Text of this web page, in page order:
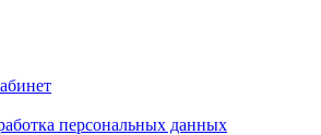
персональных данных